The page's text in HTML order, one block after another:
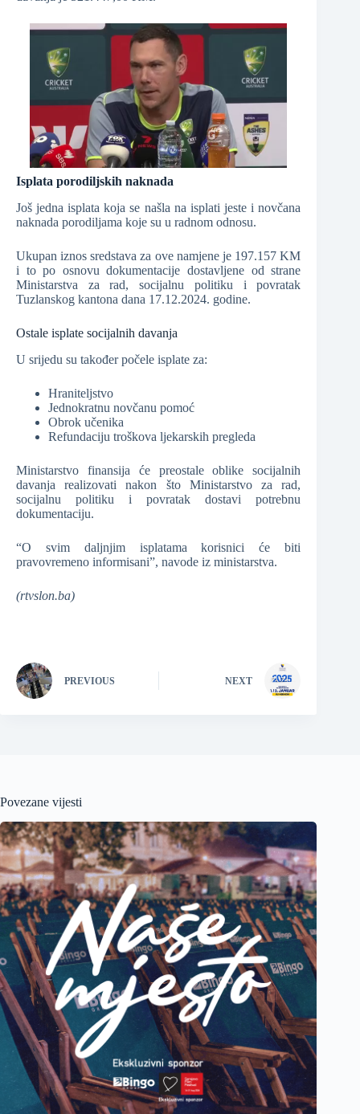
Isplata porodiljskih naknada
Još jedna isplata koja se našla na isplati jeste i novčana
naknada porodiljama koje su u radnom odnosu.
Ukupan iznos sredstava za ove namjene je 197.157 KM
i to po osnovu dokumentacije dostavljene od strane
Ministarstva za rad, socijalnu politiku i povratak
Tuzlanskog kantona dana 17.12.2024. godine.
Ostale isplate socijalnih davanja
U srijedu su također počele isplate za:
Hraniteljstvo
Jednokratnu novčanu pomoć
Obrok učenika
Refundaciju troškova ljekarskih pregleda
Ministarstvo finansija će preostale oblike socijalnih
davanja realizovati nakon što Ministarstvo za rad,
socijalnu politiku i povratak dostavi potrebnu
dokumentaciju.
“O svim daljnjim isplatama korisnici će biti
pravovremeno informisani”, navode iz ministarstva.
(rtvslon.ba)
PREVIOUS NEXT
Povezane vijesti